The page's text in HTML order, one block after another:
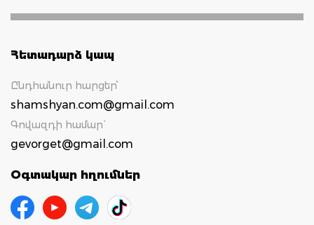
Հետադարձ կապ
Ընդհանուր հարցեր՝
shamshyan.com@gmail.com
Գովազդի համար`
gevorget@gmail.com
Օգտակար հղումներ